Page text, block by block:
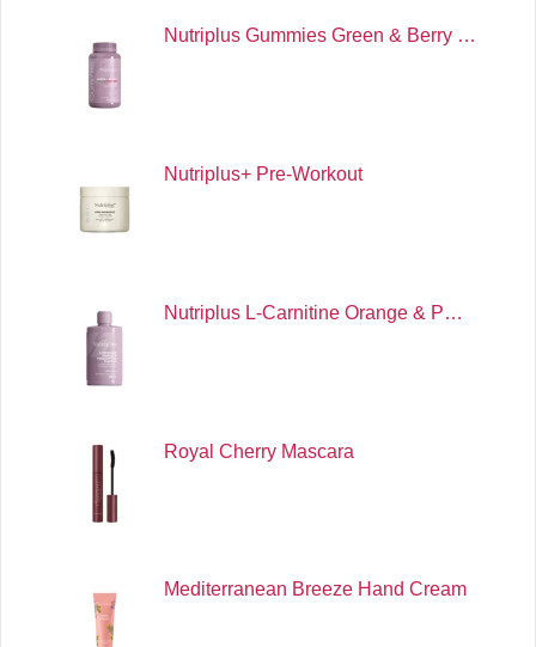
Nutriplus Gummies Green & Berry …
Nutriplus+ Pre-Workout
Nutriplus L-Carnitine Orange & P…
Royal Cherry Mascara
Mediterranean Breeze Hand Cream